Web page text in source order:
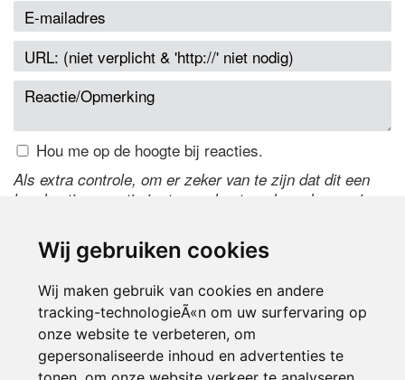
Wij gebruiken cookies
Wij maken gebruik van cookies en andere
tracking-technologieÃ«n om uw surfervaring op
onze website te verbeteren, om
gepersonaliseerde inhoud en advertenties te
Hou me op de hoogte bij reacties.
Als extra controle, om er zeker van te zijn dat dit een
handmatige reactie is, typ onderstaande code over in
de code te wijzigen.